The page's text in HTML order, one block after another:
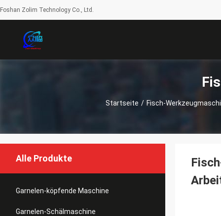
Foshan Zolim Technology Co., Ltd.
Startseite / Fisch-
Alle Produkte
Garnelen-köpfende Maschine
Garnelen-Schälmaschine